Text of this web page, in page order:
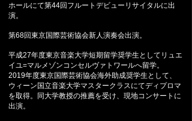
ホールにて第44回フルートデビューリサイタルに出
演。
第68回東京国際芸術協会新人演奏会出演。
平成27年度東京音楽大学短期留学奨学生としてリュエ
イユ=マルメゾンコンセルヴァトワールへ留学。
2019年度東京国際芸術協会海外助成奨学生として、
ウィーン国立音楽大学マスタークラスにてディプロマ
を取得。同大学教授の推薦を受け、現地コンサートに
出演。